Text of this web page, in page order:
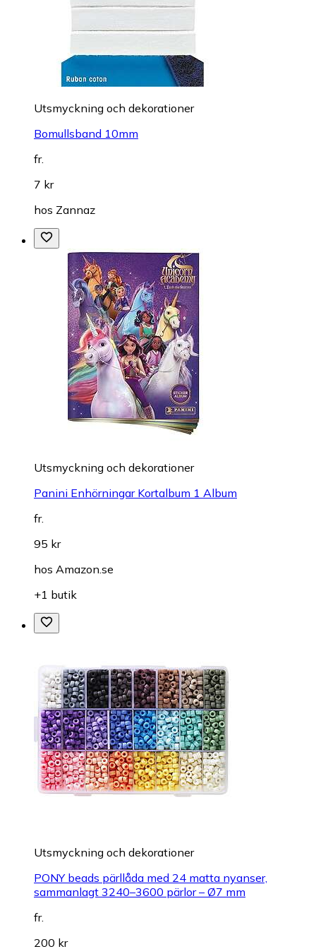
Utsmyckning och dekorationer
Bomullsband 10mm
fr.
7 kr
hos Zannaz
Utsmyckning och dekorationer
Panini Enhörningar Kortalbum 1 Album
fr.
95 kr
hos Amazon.se
+1 butik
Utsmyckning och dekorationer
PONY beads pärllåda med 24 matta nyanser,
sammanlagt 3240–3600 pärlor – Ø7 mm
fr.
200 kr